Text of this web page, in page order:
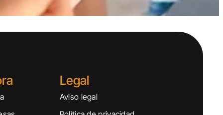
Legal
Aviso legal